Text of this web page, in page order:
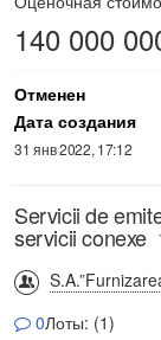
140 000
Отменен
Дата создания
31 янв 2022, 17:12
Servicii de
servicii conexe
0Лоты: (1)